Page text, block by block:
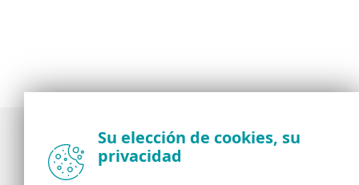
Noticias, opiniones y análisis de la comunidad de
Su elección de cookies, su
privacidad